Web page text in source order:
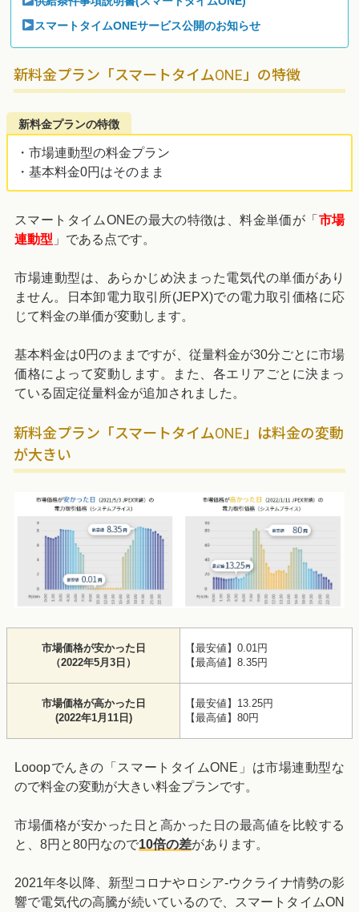
スマートタイムONEサービス公開のお知らせ
新料金プラン「スマートタイムONE」の特徴
新料金プランの特徴
・市場連動型の料金プラン
・基本料金0円はそのまま
スマートタイムONEの最大の特徴は、料金単価が「 市場
連動型 」である点です。
市場連動型は、あらかじめ決まった電気代の単価があり
ません。日本卸電力取引所(JEPX)での電力取引価格に応
じて料金の単価が変動します。
基本料金は0円のままですが、従量料金が30分ごとに市場
価格によって変動します。また、各エリアごとに決まっ
ている固定従量料金が追加されました。
新料金プラン「スマートタイムONE」は料金の変動
が大きい
市場価格が安かった日
（2022年5月3日）
【最安値】0.01円
【最高値】8.35円
市場価格が高かった日
(2022年1月11日)
【最安値】13.25円
【最高値】80円
Looopでんきの「スマートタイムONE」は市場連動型な
ので料金の変動が大きい料金プランです。
市場価格が安かった日と高かった日の最高値を比較する
と、8円と80円なので10倍の差があります。
2021年冬以降、新型コロナやロシア-ウクライナ情勢の影
響で電気代の高騰が続いているので、スマートタイムON